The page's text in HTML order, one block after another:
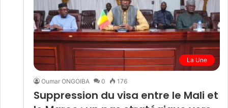
La Une
Oumar ONGOIBA 0 176
Suppression du visa entre le Mali et